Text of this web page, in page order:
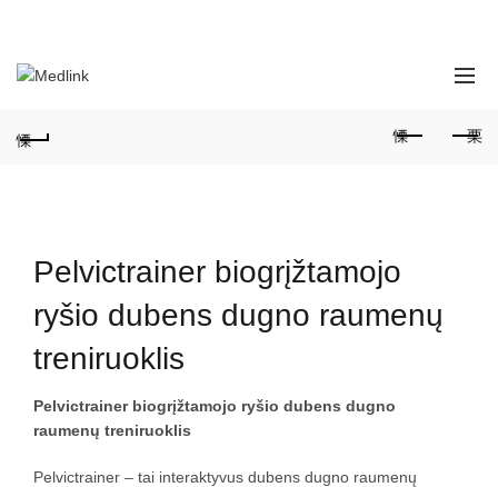
Pelvictrainer biogrįžtamojo
ryšio dubens dugno raumenų
treniruoklis
Pelvictrainer biogrįžtamojo ryšio dubens dugno
raumenų treniruoklis
Pelvictrainer – tai interaktyvus dubens dugno raumenų